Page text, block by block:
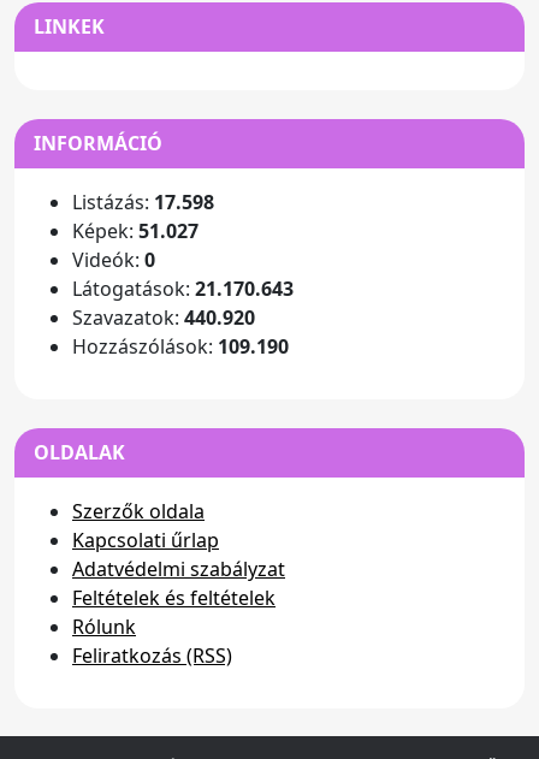
LINKEK
INFORMÁCIÓ
Listázás: 17.598
Képek: 51.027
Videók: 0
Látogatások: 21.170.643
Szavazatok: 440.920
Hozzászólások: 109.190
OLDALAK
Szerzők oldala
Kapcsolati űrlap
Adatvédelmi szabályzat
Feltételek és feltételek
Rólunk
Feliratkozás (RSS)